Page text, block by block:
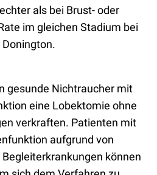
als bei Brust- oder
im gleichen Stadium bei
Donington.
gesunde Nichtraucher mit
eine Lobektomie ohne
verkraften. Patienten mit
aufgrund von
können